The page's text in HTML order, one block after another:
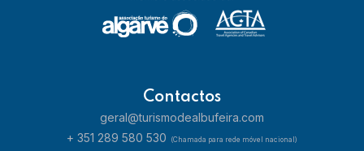
Contactos
geral@turismodealbufeira.com
+ 351 289 580 530
(Chamada para rede móvel nacional)